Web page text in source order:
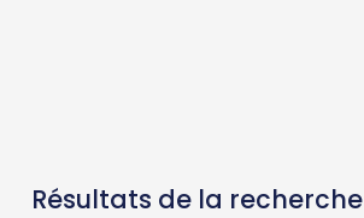
Résultats de la recherche